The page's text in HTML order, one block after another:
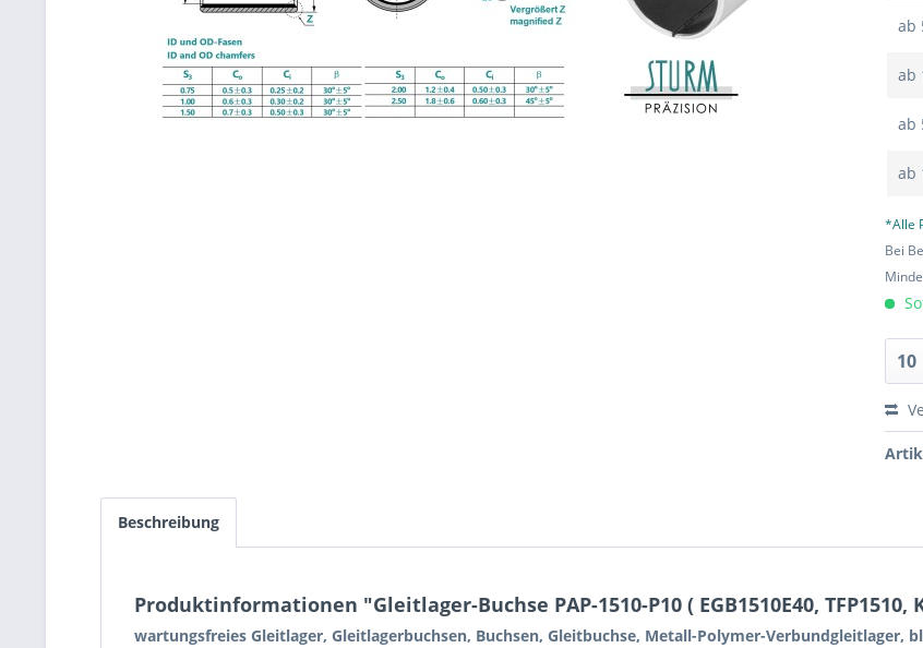
ab
ab
ab
ab
*Alle
Bei
Beschreibung
Produktinformationen "Gleitlager-Buchse PAP-1510-P10 ( EGB1510E40, TFP1510,
wartungsfreies Gleitlager, Gleitlagerbuchsen, Buchsen, Gleitbuchse, Metall-Polymer-Verbundgleitlager,